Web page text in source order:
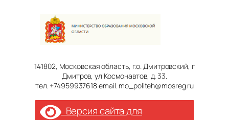
141802, Московская область, г.о. Дмитровский, г
Дмитров, ул Космонавтов, д. 33.
тел. +74959937618 email. mo_politeh@mosreg.ru
Версия сайта для